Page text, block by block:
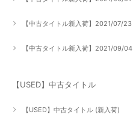
【中古タイトル新入荷】2021/07/23
【中古タイトル新入荷】2021/09/04
【USED】中古タイトル
【USED】中古タイトル (新入荷)